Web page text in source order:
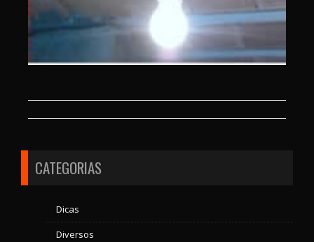
CATEGORIAS
Dicas
Diversos